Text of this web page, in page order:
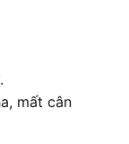
mất cân